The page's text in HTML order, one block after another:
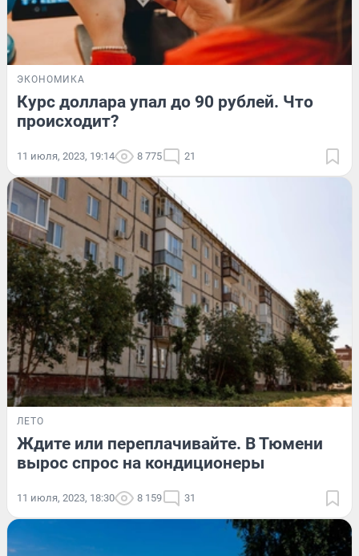
ЭКОНОМИКА
Курс доллара упал до 90 рублей. Что
происходит?
11 июля, 2023, 19:14 8 775 21
ЛЕТО
Ждите или переплачивайте. В Тюмени
вырос спрос на кондиционеры
11 июля, 2023, 18:30 8 159 31